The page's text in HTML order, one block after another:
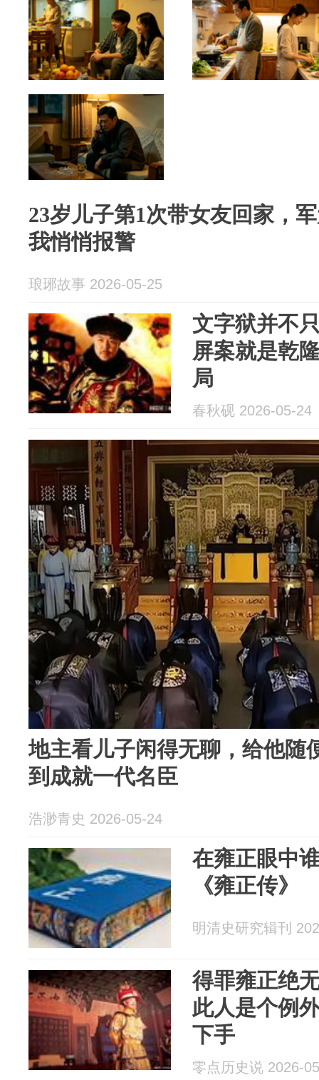
23岁儿子第1次带女友回家，
我悄悄报警
琅琊故事 2026-05-25
文字狱并不
屏案就是乾
局
春秋砚 2026-05-24
地主看儿子闲得无聊，给他随
到成就一代名臣
浩渺青史 2026-05-24
在雍正眼中
《雍正传》
明清史研究辑刊
得罪雍正绝
此人是个例
下手
零点历史说 2026-